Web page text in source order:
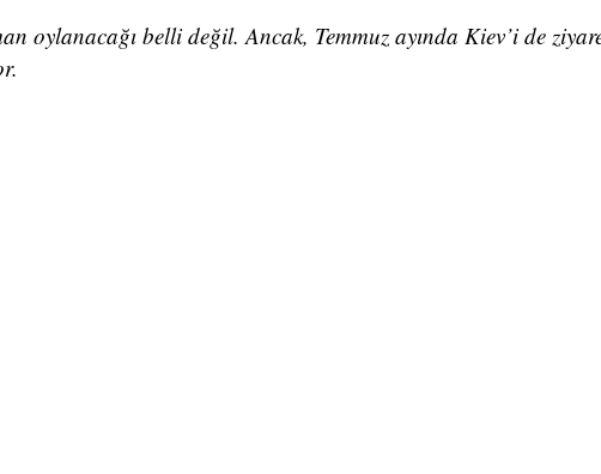
oylanacağı belli değil. Ancak, Temmuz ayında Kiev’i de